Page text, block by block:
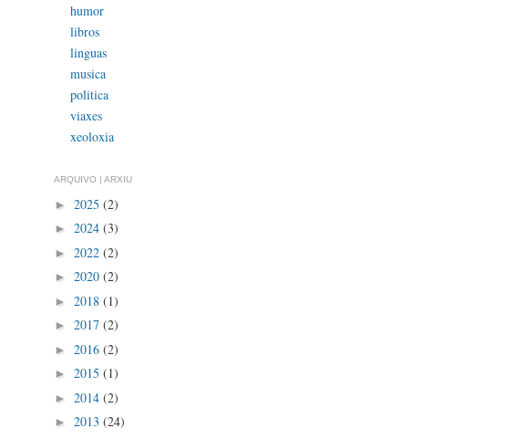
humor
libros
linguas
musica
politica
viaxes
xeoloxia
ARQUIVO | ARXIU
► 2025 (2)
► 2024 (3)
► 2022 (2)
► 2020 (2)
► 2018 (1)
► 2017 (2)
► 2016 (2)
► 2015 (1)
► 2014 (2)
► 2013 (24)